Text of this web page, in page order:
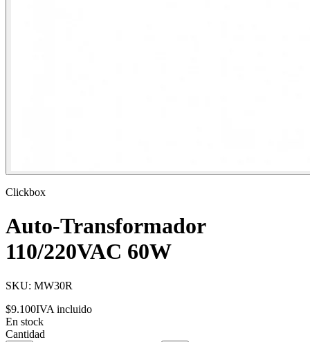
Clickbox
Auto-Transformador
110/220VAC 60W
SKU: MW30R
$9.100IVA incluido
En stock
Cantidad